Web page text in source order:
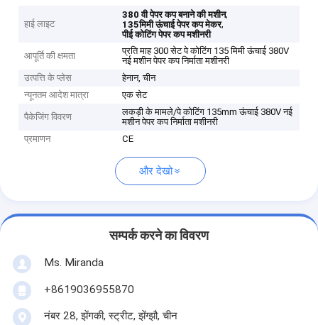
हाई लाइट
380 वी पेपर कप बनाने की मशीन,
135मिमी ऊंचाई पेपर कप मेकर,
पीई कोटिंग पेपर कप मशीनरी
आपूर्ति की क्षमता
प्रति माह 300 सेट पे कोटिंग 135 मिमी ऊंचाई 380V
नई मशीन पेपर कप निर्माता मशीनरी
उत्पत्ति के प्लेस
हेनान, चीन
न्यूनतम आदेश मात्रा
एक सेट
पैकेजिंग विवरण
लकड़ी के मामले/पे कोटिंग 135mm ऊंचाई 380V नई
मशीन पेपर कप निर्माता मशीनरी
प्रमाणन
CE
और देखो
सम्पर्क करने का विवरण
Ms. Miranda
+8619036955870
नंबर 28, झेंगकी, स्ट्रीट, झेंग्झौ, चीन